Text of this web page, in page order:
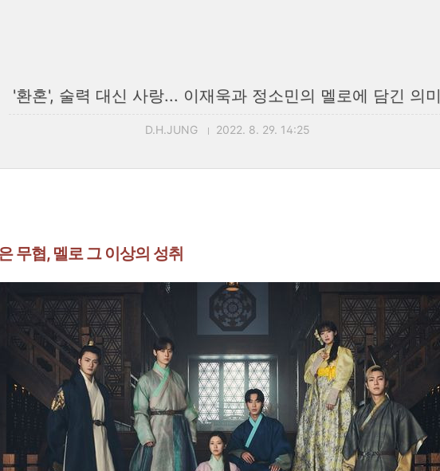
'환혼', 술력 대신 사랑... 이재욱과 정소민의 멜로에 담긴 의미
D.H.JUNG 2022. 8. 29. 14:25
무협, 멜로 그 이상의 성취